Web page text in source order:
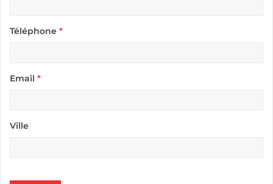
Téléphone*
Email *
Ville